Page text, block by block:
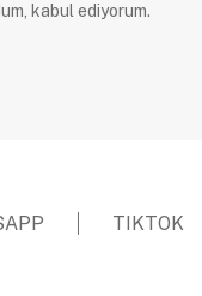
kabul ediyorum.
TIKTOK